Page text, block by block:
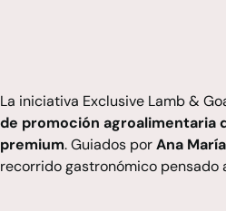
La iniciativa Exclusive Lamb &
de promoción agroalimentaria
premium. Guiados porAna
recorrido gastronómico pensado